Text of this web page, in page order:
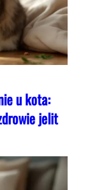
u kota:
jelit